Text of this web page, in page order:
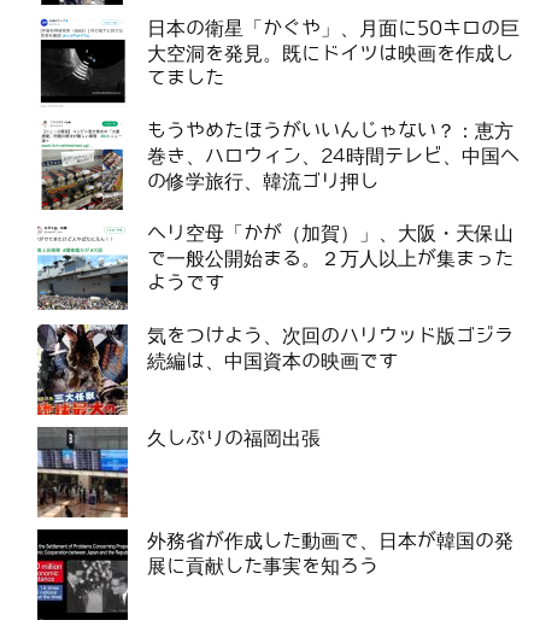
日本の衛星「かぐや」、月面に50キロの巨
大空洞を発見。既にドイツは映画を作成し
てました
もうやめたほうがいいんじゃない？：恵方
巻き、ハロウィン、24時間テレビ、中国へ
の修学旅行、韓流ゴリ押し
ヘリ空母「かが（加賀）」、大阪・天保山
で一般公開始まる。２万人以上が集まった
ようです
気をつけよう、次回のハリウッド版ゴジラ
続編は、中国資本の映画です
久しぶりの福岡出張
外務省が作成した動画で、日本が韓国の発
展に貢献した事実を知ろう